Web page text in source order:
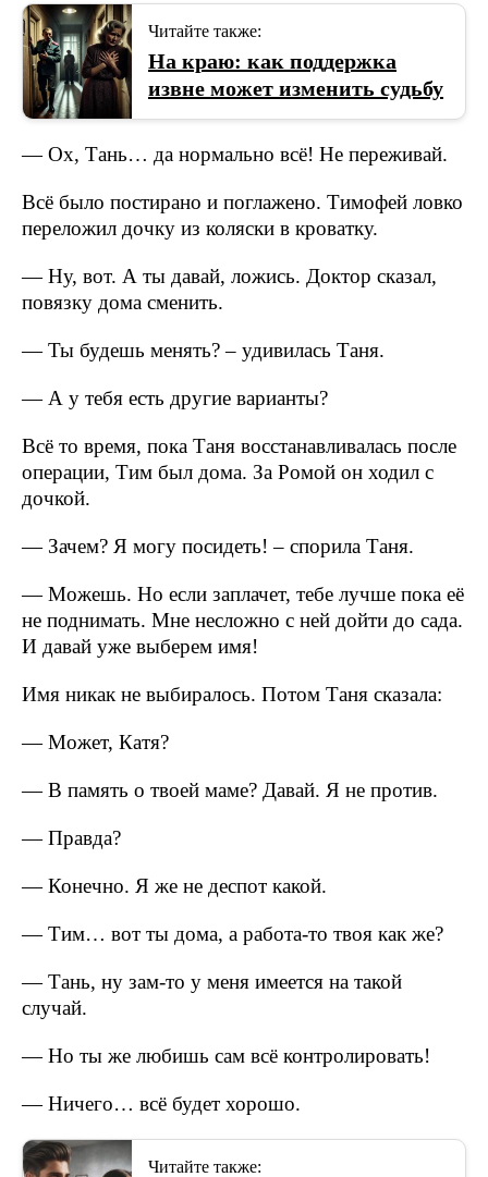
Читайте также:
На краю: как поддержка
извне может изменить судьбу
— Ох, Тань… да нормально всё! Не переживай.
Всё было постирано и поглажено. Тимофей ловко
переложил дочку из коляски в кроватку.
— Ну, вот. А ты давай, ложись. Доктор сказал,
повязку дома сменить.
— Ты будешь менять? – удивилась Таня.
— А у тебя есть другие варианты?
Всё то время, пока Таня восстанавливалась после
операции, Тим был дома. За Ромой он ходил с
дочкой.
— Зачем? Я могу посидеть! – спорила Таня.
— Можешь. Но если заплачет, тебе лучше пока её
не поднимать. Мне несложно с ней дойти до сада.
И давай уже выберем имя!
Имя никак не выбиралось. Потом Таня сказала:
— Может, Катя?
— В память о твоей маме? Давай. Я не против.
— Правда?
— Конечно. Я же не деспот какой.
— Тим… вот ты дома, а работа-то твоя как же?
— Тань, ну зам-то у меня имеется на такой
случай.
— Но ты же любишь сам всё контролировать!
— Ничего… всё будет хорошо.
Читайте также: